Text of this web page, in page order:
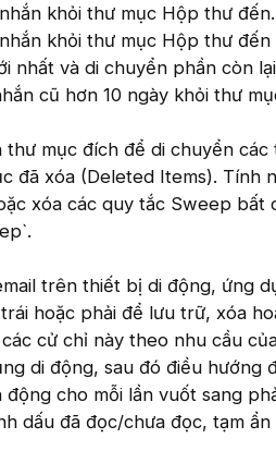
khỏi thư mục Hộp thư đến.
khỏi thư mục Hộp thư
nhất và di chuyển phần còn
cũ hơn 10 ngày khỏi thư
mục đích để di chuyển
đã xóa (Deleted Items). Tính
xóa các quy tắc Sweep bất
trên thiết bị di động, ứng
hoặc phải để lưu trữ, xóa
cử chỉ này theo nhu cầu
di động, sau đó điều hướng
cho mỗi lần vuốt sang
dấu đã đọc/chưa đọc, tạm